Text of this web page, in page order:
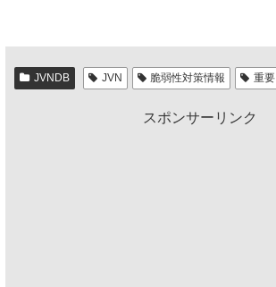
JVNDB JVN 脆弱性対策情報 重要
スポンサーリンク